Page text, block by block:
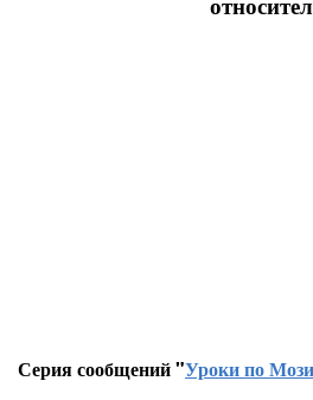
Серия сообщений "Уроки по